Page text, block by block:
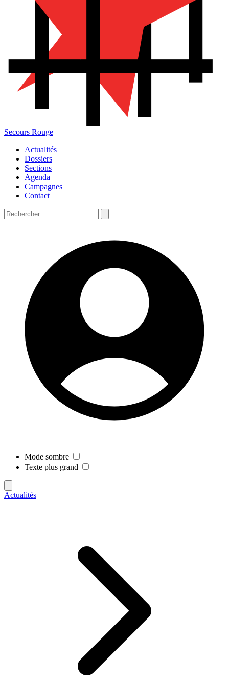
Secours Rouge
Actualités
Dossiers
Sections
Agenda
Campagnes
Contact
Mode sombre
Texte plus grand
Actualités